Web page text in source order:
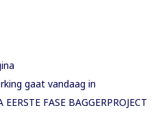
gaat vandaag in
FASE BAGGERPROJECT